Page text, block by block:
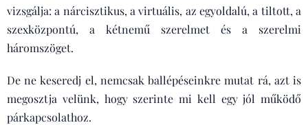
vizsgálja: a nárcisztikus, a virtuális, az egyoldalú, a tiltott, a
szexközpontú, a kétnemű szerelmet és a szerelmi
háromszöget.
De ne keseredj el, nemcsak ballépéseinkre mutat rá, azt is
megosztja velünk, hogy szerinte mi kell egy jól működő
párkapcsolathoz.